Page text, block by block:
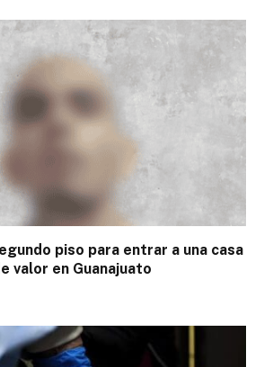
piso para entrar a una casa
valor en Guanajuato